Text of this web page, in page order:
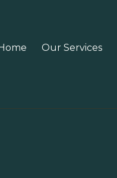
Our Services